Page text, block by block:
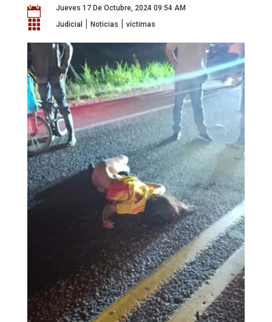
 Jueves 17 De Octubre, 2024 09:54 AM
 Judicial | Noticias | víctimas